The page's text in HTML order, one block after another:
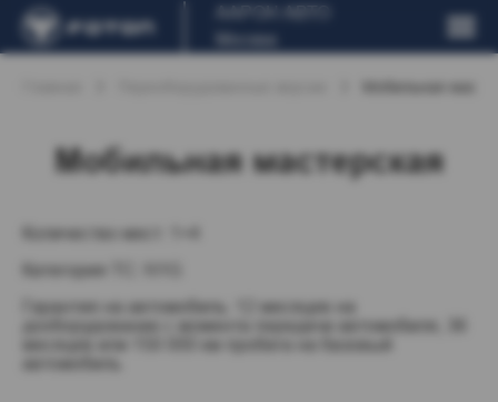
Мобильная мастерская
Гарантия на автомобиль: 12 месяцев на
дооборудование с момента передачи автомобиля, 36